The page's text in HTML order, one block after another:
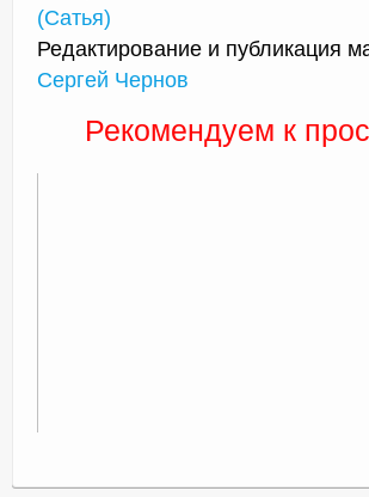
(Сатья)
Редактирование и публикация
Сергей Чернов
Рекомендуем к